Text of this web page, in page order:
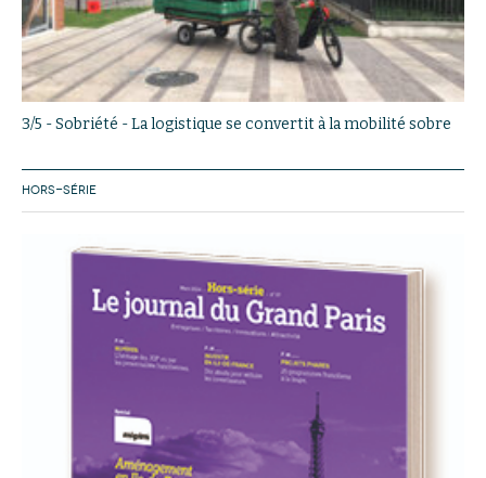
3/5 - Sobriété - La logistique se convertit à la mobilité sobre
HORS-SÉRIE